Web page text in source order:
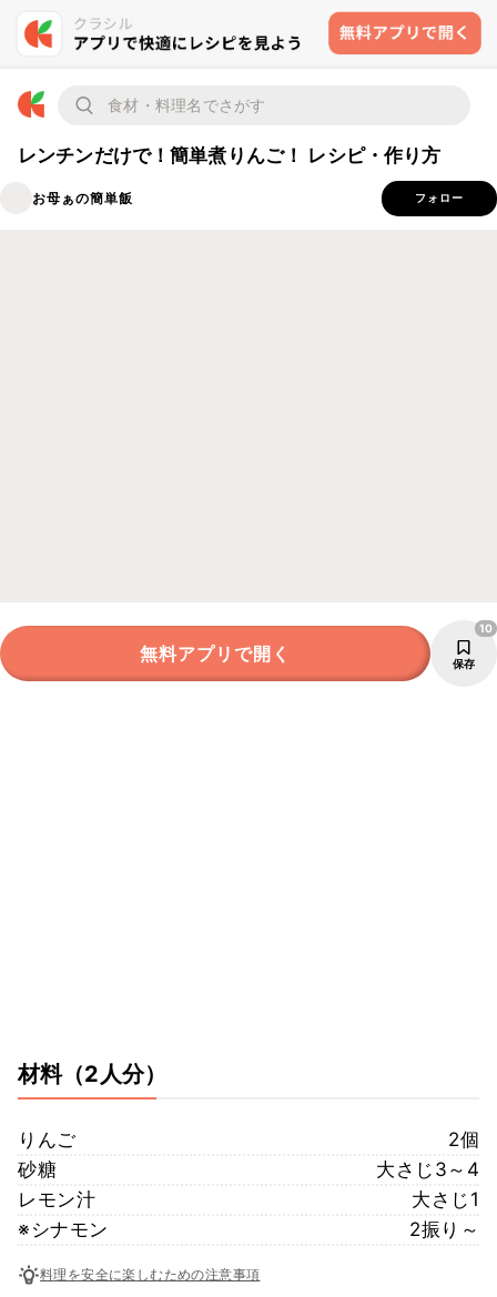
レンチンだけで！簡単煮りんご！ レシピ・作り方
お母ぁの簡単飯 フォロー
無料アプリで開く 保存
10
材料（2人分）
りんご
2個
砂糖
大さじ3～4
レモン汁
大さじ1
※シナモン
2振り～
料理を安全に楽しむための注意事項